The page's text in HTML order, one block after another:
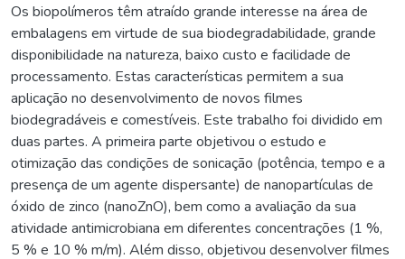
Os biopolímeros têm atraído grande interesse na área de
embalagens em virtude de sua biodegradabilidade, grande
disponibilidade na natureza, baixo custo e facilidade de
processamento. Estas características permitem a sua
aplicação no desenvolvimento de novos filmes
biodegradáveis e comestíveis. Este trabalho foi dividido em
duas partes. A primeira parte objetivou o estudo e
otimização das condições de sonicação (potência, tempo e a
presença de um agente dispersante) de nanopartículas de
óxido de zinco (nanoZnO), bem como a avaliação da sua
atividade antimicrobiana em diferentes concentrações (1 %,
5 % e 10 % m/m). Além disso, objetivou desenvolver filmes